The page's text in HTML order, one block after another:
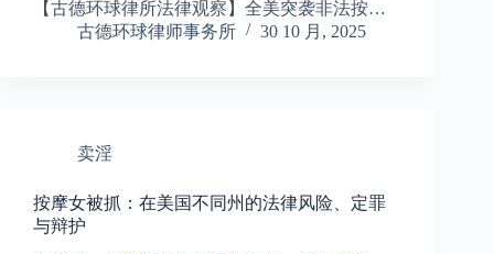
【古德环球律所法律观察】全美突袭非法按…
古德环球律师事务所
30 10 月, 2025
卖淫
按摩女被抓：在美国不同州的法律风险、定罪
与辩护